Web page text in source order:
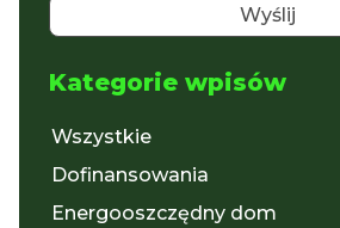
Kategorie wpisów
Wszystkie
Dofinansowania
Energooszczędny dom